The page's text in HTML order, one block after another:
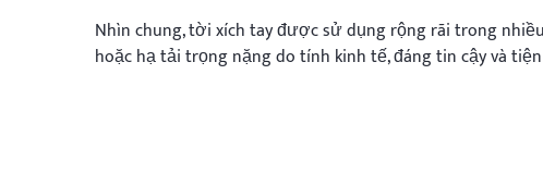
Nhìn chung, tời xích tay được sử dụng rộng rãi trong
hoặc hạ tải trọng nặng do tính kinh tế, đáng tin cậy và